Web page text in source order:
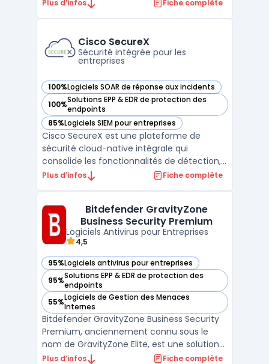
Plus d’infos Fiche complète
Cisco SecureX
Sécurité intégrée pour les
entreprises
100%Logiciels SOAR de réponse aux incidents
— voir Cisco SecureX dans cette catégorie
100%Solutions EPP & EDR de protection des
endpoints
— voir Cisco SecureX dans cette catégorie
85%Logiciels SIEM pour entreprises
— voir Cisco SecureX dans cette catégorie
Cisco SecureX est une plateforme de
sécurité cloud-native intégrale qui
consolide les fonctionnalités de détection,
d'enquête et de réponse en un seul et
travers les différents points de contrôle,
tout en aidant les équipes de ...
Plus d’infos Fiche complète
Bitdefender GravityZone
Business Security Premium
Logiciels Antivirus pour Entreprises
4,5
95%Logiciels antivirus pour entreprises
— voir Bitdefender GravityZone Business Security
95%Solutions EPP & EDR de protection des
endpoints
— voir Bitdefender GravityZone Business Security
55%Logiciels de Gestion des Menaces
Internes
— voir Bitdefender GravityZone Business Security
Bitdefender GravityZone Business Security
Premium, anciennement connu sous le
nom de GravityZone Elite, est une solution
de pointe conçue pour protéger les
Plus d’infos Fiche complète